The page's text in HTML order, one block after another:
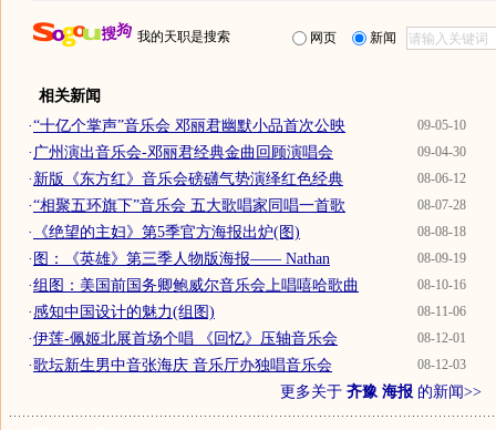
我的天职是搜索 网页 新闻
相关新闻
09-05-10
·“十亿个掌声”音乐会 邓丽君幽默小品首次公映
09-04-30
· 广州演出音乐会-邓丽君经典金曲回顾演唱会
08-06-12
·新版《东方红》音乐会磅礴气势演绎红色经典
08-07-28
·“相聚五环旗下”音乐会 五大歌唱家同唱一首歌
08-08-18
· 《绝望的主妇》第5季官方海报出炉(图)
08-09-19
·图：《英雄》第三季人物版海报—— Nathan
08-10-16
·组图：美国前国务卿鲍威尔音乐会上唱嘻哈歌曲
08-11-06
·感知中国设计的魅力(组图)
08-12-01
·伊莲-佩姬北展首场个唱 《回忆》压轴音乐会
08-12-03
·歌坛新生男中音张海庆 音乐厅办独唱音乐会
更多关于齐豫 海报 的新闻>>